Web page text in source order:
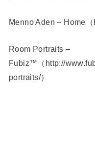
Menno Aden – Home
Room Portraits –
Fubiz™（http://
portraits/）